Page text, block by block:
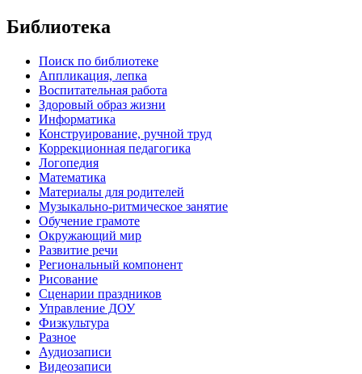
Библиотека
Поиск по библиотеке
Аппликация, лепка
Воспитательная работа
Здоровый образ жизни
Информатика
Конструирование, ручной труд
Коррекционная педагогика
Логопедия
Математика
Материалы для родителей
Музыкально-ритмическое занятие
Обучение грамоте
Окружающий мир
Развитие речи
Региональный компонент
Рисование
Сценарии праздников
Управление ДОУ
Физкультура
Разное
Аудиозаписи
Видеозаписи